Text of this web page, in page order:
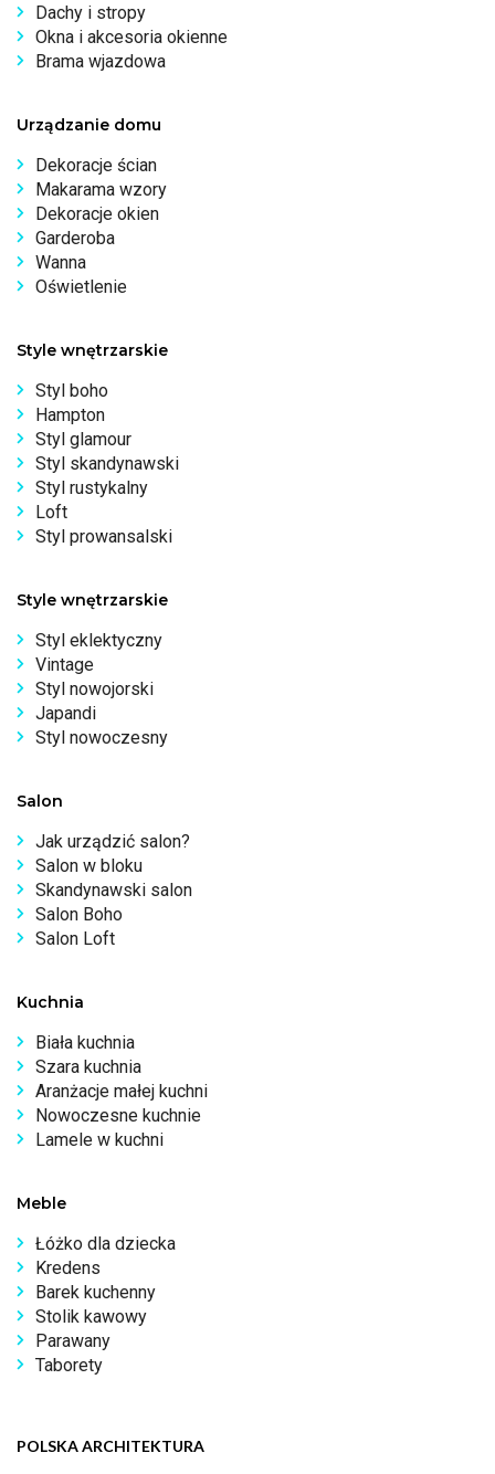
Dachy i stropy
Okna i akcesoria okienne
Brama wjazdowa
Urządzanie domu
Dekoracje ścian
Makarama wzory
Dekoracje okien
Garderoba
Wanna
Oświetlenie
Style wnętrzarskie
Styl boho
Hampton
Styl glamour
Styl skandynawski
Styl rustykalny
Loft
Styl prowansalski
Style wnętrzarskie
Styl eklektyczny
Vintage
Styl nowojorski
Japandi
Styl nowoczesny
Salon
Jak urządzić salon?
Salon w bloku
Skandynawski salon
Salon Boho
Salon Loft
Kuchnia
Biała kuchnia
Szara kuchnia
Aranżacje małej kuchni
Nowoczesne kuchnie
Lamele w kuchni
Meble
Łóżko dla dziecka
Kredens
Barek kuchenny
Stolik kawowy
Parawany
Taborety
POLSKA ARCHITEKTURA